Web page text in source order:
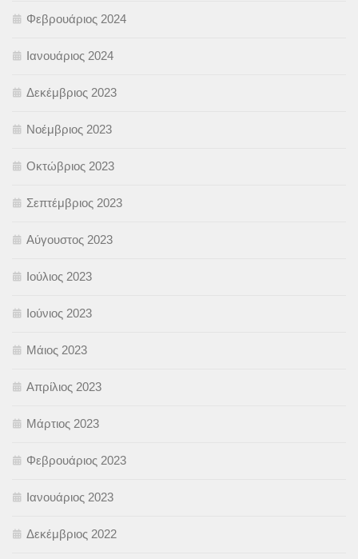
Φεβρουάριος 2024
Ιανουάριος 2024
Δεκέμβριος 2023
Νοέμβριος 2023
Οκτώβριος 2023
Σεπτέμβριος 2023
Αύγουστος 2023
Ιούλιος 2023
Ιούνιος 2023
Μάιος 2023
Απρίλιος 2023
Μάρτιος 2023
Φεβρουάριος 2023
Ιανουάριος 2023
Δεκέμβριος 2022